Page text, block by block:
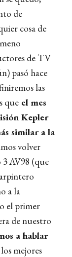
de
cosa de
de TV
pasó hace
las
que el mes
Kepler
similar a la
volver
3 AV98 (que
a la
el primer
de nuestro
a hablar
mejores